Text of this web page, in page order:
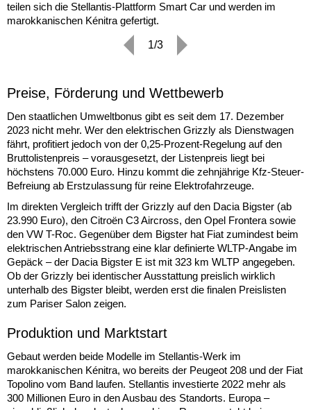
teilen sich die Stellantis-Plattform Smart Car und werden im
marokkanischen Kénitra gefertigt.
1/3
Preise, Förderung und Wettbewerb
Den staatlichen Umweltbonus gibt es seit dem 17. Dezember
2023 nicht mehr. Wer den elektrischen Grizzly als Dienstwagen
fährt, profitiert jedoch von der 0,25-Prozent-Regelung auf den
Bruttolistenpreis – vorausgesetzt, der Listenpreis liegt bei
höchstens 70.000 Euro. Hinzu kommt die zehnjährige Kfz-Steuer-
Befreiung ab Erstzulassung für reine Elektrofahrzeuge.
Im direkten Vergleich trifft der Grizzly auf den Dacia Bigster (ab
23.990 Euro), den Citroën C3 Aircross, den Opel Frontera sowie
den VW T-Roc. Gegenüber dem Bigster hat Fiat zumindest beim
elektrischen Antriebsstrang eine klar definierte WLTP-Angabe im
Gepäck – der Dacia Bigster E ist mit 323 km WLTP angegeben.
Ob der Grizzly bei identischer Ausstattung preislich wirklich
unterhalb des Bigster bleibt, werden erst die finalen Preislisten
zum Pariser Salon zeigen.
Produktion und Marktstart
Gebaut werden beide Modelle im Stellantis-Werk im
marokkanischen Kénitra, wo bereits der Peugeot 208 und der Fiat
Topolino vom Band laufen. Stellantis investierte 2022 mehr als
300 Millionen Euro in den Ausbau des Standorts. Europa –